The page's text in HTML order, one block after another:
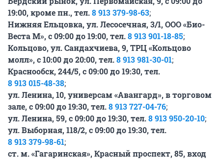
19:00, кроме пн., тел.8 913 379-98-63;
Нижняя Ельцовка, ул. Лесосечная, 3/1, ООО «Био-
Веста М», с 09:00 до 19:00, тел.8 913 901-18-85;
Кольцово, ул. Сандахчиева, 9, ТРЦ «Кольцово
молл», с 10:00 до 20:00, тел.8 913 981-30-01;
Краснообск, 244/5, с 09:00 до 19:30, тел.
8 913 015-48-38;
ул. Ленина, 10, универсам «Авангард», в торговом
зале, с 09:00 до 19:30, тел.8 913 727-04-76;
ул. Ленина, 59, с 09:00 до 19:30, тел.8 913 950-20-10;
ул. Выборная, 118/2, с 09:00 до 19:30, тел.
8 913 379-98-61;
ст. м. «Гагаринская», Красный проспект, 85, вход